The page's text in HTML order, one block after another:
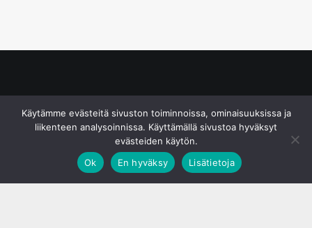
Käytämme evästeitä sivuston toiminnoissa, ominaisuuksissa ja
liikenteen analysoinnissa. Käyttämällä sivustoa hyväksyt
evästeiden käytön.
Ok
En hyväksy Lisätietoja